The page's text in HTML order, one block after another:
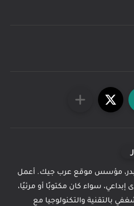
مؤسس موقع عرب جيك. أعمل
سواء كان مكتوبًا أو مرئيًا،
بالتقنية والتكنولوجيا مع